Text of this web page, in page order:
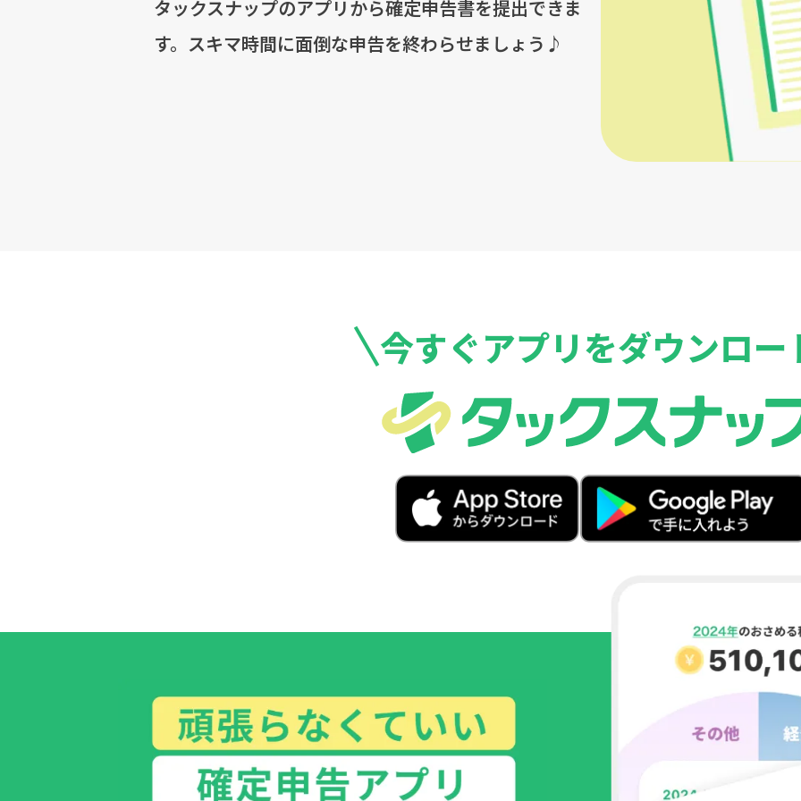
タックスナップのアプリから確定申告書を提出できま
す。スキマ時間に面倒な申告を終わらせましょう♪
今すぐアプリをダウンロー